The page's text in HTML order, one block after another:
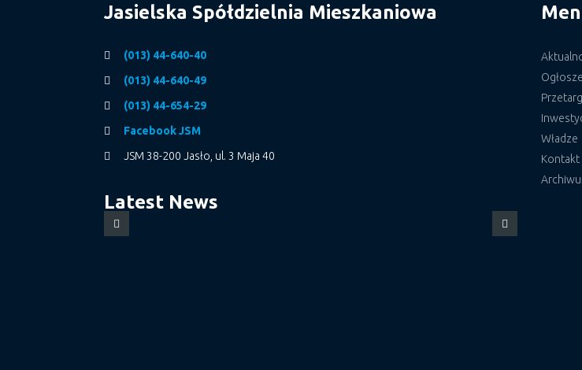
Jasielska Spółdzielnia Mieszkaniowa
(013) 44-640-40
(013) 44-640-49
(013) 44-654-29
Facebook JSM
JSM 38-200 Jasło, ul. 3 Maja 40
Latest News
Władze
Kontakt